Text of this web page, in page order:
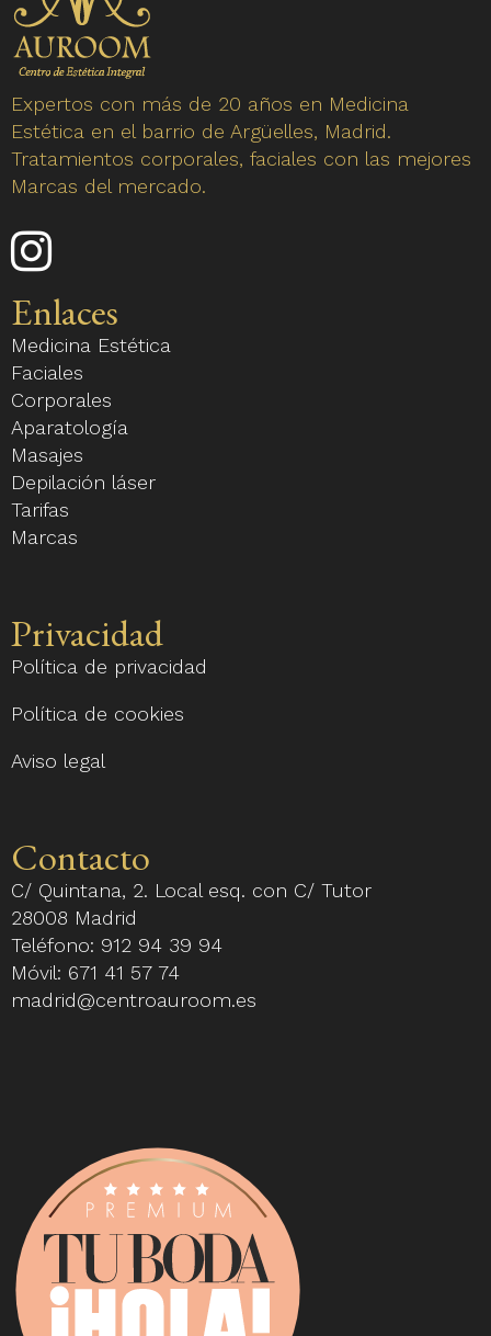
Expertos con más de 20 años en Medicina
Estética en el barrio de Argüelles, Madrid.
Tratamientos corporales, faciales con las mejores
Marcas del mercado.
Enlace
a
nuestro
perfil
de
Instagram
Enlaces
Medicina Estética
Faciales
Corporales
Aparatología
Masajes
Depilación láser
Tarifas
Marcas
Privacidad
Política de privacidad
Política de cookies
Aviso legal
Contacto
C/ Quintana, 2. Local esq. con C/ Tutor
28008 Madrid
Teléfono: 912 94 39 94
Móvil: 671 41 57 74
madrid@centroauroom.es